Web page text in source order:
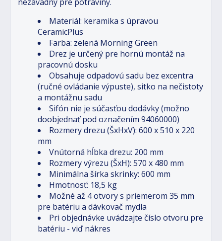
Materiál: keramika s úpravou
CeramicPlus
Farba: zelená Morning Green
Drez je určený pre hornú montáž na
pracovnú dosku
Obsahuje odpadovú sadu bez excentra
(ručné ovládanie výpuste), sitko na nečistoty
a montážnu sadu
Sifón nie je súčasťou dodávky (možno
doobjednať pod označením 94060000)
Rozmery drezu (ŠxHxV): 600 x 510 x 220
mm
Vnútorná hĺbka drezu: 200 mm
Rozmery výrezu (ŠxH): 570 x 480 mm
Minimálna šírka skrinky: 600 mm
Hmotnosť: 18,5 kg
Možné až 4 otvory s priemerom 35 mm
pre batériu a dávkovač mydla
Pri objednávke uvádzajte číslo otvoru pre
batériu - viď nákres